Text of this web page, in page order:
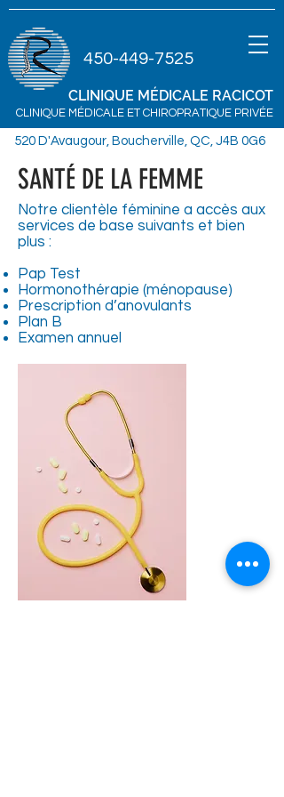
CLINIQUE MÉDICALE RACICOT
450-449-7525
CLINIQUE MÉDICALE ET CHIROPRATIQUE PRIVÉE
520 D'Avaugour, Boucherville, QC, J4B 0G6
SANTÉ DE LA FEMME
Notre clientèle féminine a accès aux
services de base suivants et bien
plus :
Pap Test
Hormonothérapie (ménopause)
Prescription d’anovulants
Plan B
Examen annuel